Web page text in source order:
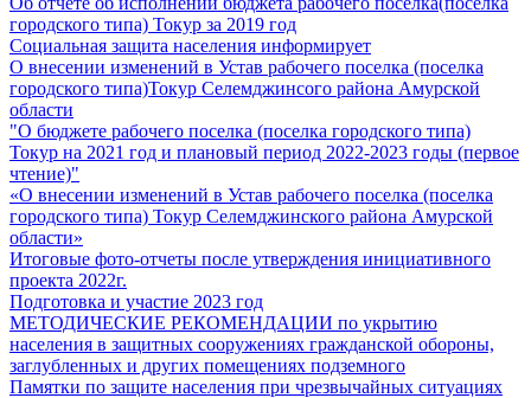
городского типа) Токур за 2019 год
Социальная защита населения информирует
О внесении изменений в Устав рабочего поселка (поселка
городского типа)Токур Селемджинсого района Амурской
области
"О бюджете рабочего поселка (поселка городского типа)
Токур на 2021 год и плановый период 2022-2023 годы (первое
чтение)"
«О внесении изменений в Устав рабочего поселка (поселка
городского типа) Токур Селемджинского района Амурской
области»
Итоговые фото-отчеты после утверждения инициативного
проекта 2022г.
Подготовка и участие 2023 год
МЕТОДИЧЕСКИЕ РЕКОМЕНДАЦИИ по укрытию
населения в защитных сооружениях гражданской обороны,
заглубленных и других помещениях подземного
Памятки по защите населения при чрезвычайных ситуациях